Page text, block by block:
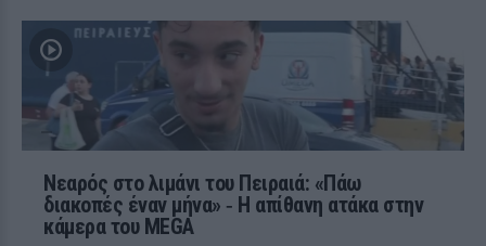
Νεαρός στο λιμάνι του Πειραιά: «Πάω
διακοπές έναν μήνα» ‑ Η απίθανη ατάκα στην
κάμερα του MEGA